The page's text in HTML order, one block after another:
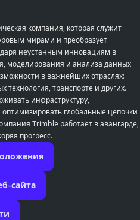
компания, которая служит
мирами и преобразует
неустанным инновациям в
моделирования и анализа данных
в важнейших отраслях:
технология, транспорте и других.
инфраструктуру,
глобальные цепочки
Trimble работает в авангарде,
прогресс.
сайта